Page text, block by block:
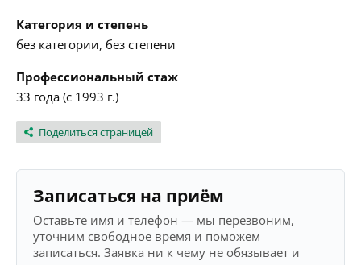
Категория и степень
без категории, без степени
Профессиональный стаж
33 года (с 1993 г.)
Поделиться страницей
Записаться на приём
Оставьте имя и телефон — мы перезвоним,
уточним свободное время и поможем
записаться. Заявка ни к чему не обязывает и